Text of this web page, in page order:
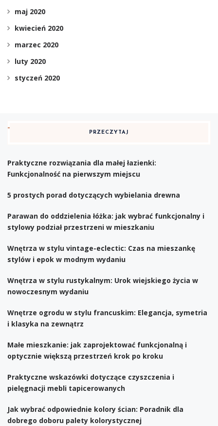
maj 2020
kwiecień 2020
marzec 2020
luty 2020
styczeń 2020
PRZECZYTAJ
Praktyczne rozwiązania dla małej łazienki:
Funkcjonalność na pierwszym miejscu
5 prostych porad dotyczących wybielania drewna
Parawan do oddzielenia łóżka: jak wybrać funkcjonalny i
stylowy podział przestrzeni w mieszkaniu
Wnętrza w stylu vintage-eclectic: Czas na mieszankę
stylów i epok w modnym wydaniu
Wnętrza w stylu rustykalnym: Urok wiejskiego życia w
nowoczesnym wydaniu
Wnętrze ogrodu w stylu francuskim: Elegancja, symetria
i klasyka na zewnątrz
Małe mieszkanie: jak zaprojektować funkcjonalną i
optycznie większą przestrzeń krok po kroku
Praktyczne wskazówki dotyczące czyszczenia i
pielęgnacji mebli tapicerowanych
Jak wybrać odpowiednie kolory ścian: Poradnik dla
dobrego doboru palety kolorystycznej